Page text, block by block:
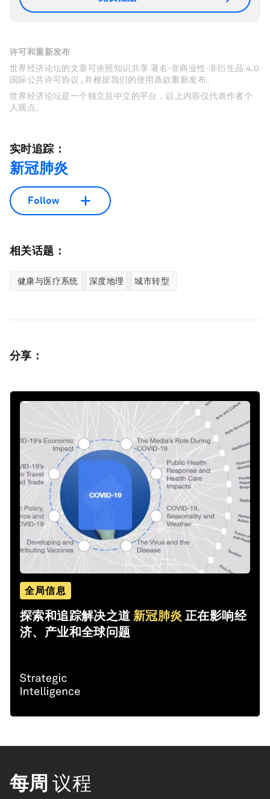
许可和重新发布
世界经济论坛的文章可依照知识共享 署名-非商业性-非衍生品 4.0
国际公共许可协议 , 并根据我们的使用条款重新发布。
世界经济论坛是一个独立且中立的平台，以上内容仅代表作者个
人观点。
实时追踪：
新冠肺炎
Follow
相关话题：
健康与医疗系统 深度地理 城市转型
分享：
全局信息
探索和追踪解决之道新冠肺炎 正在影响经
济、产业和全球问题
每周 议程